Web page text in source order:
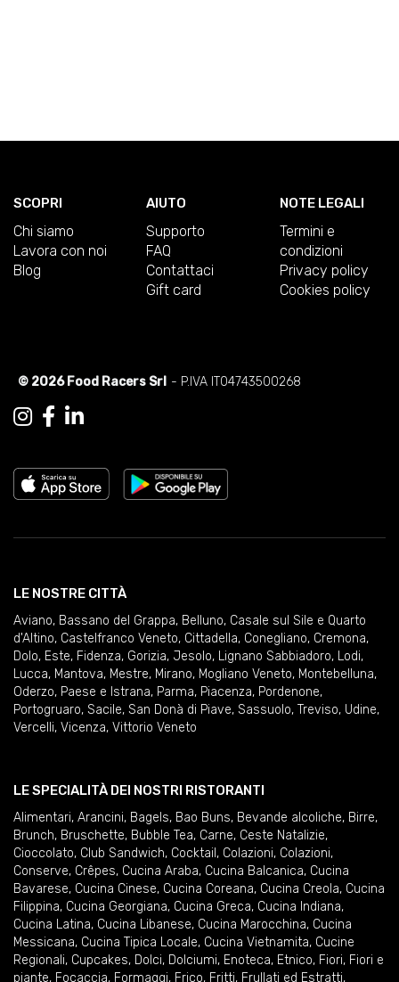
SCOPRI
Chi siamo
Lavora con noi
Blog
AIUTO
Supporto
FAQ
Contattaci
Gift card
NOTE LEGALI
Termini e
condizioni
Privacy policy
Cookies policy
© 2026 Food Racers Srl - P.IVA IT04743500268
LE NOSTRE CITTÀ
Aviano, Bassano del Grappa, Belluno, Casale sul Sile e Quarto
d'Altino, Castelfranco Veneto, Cittadella, Conegliano, Cremona,
Dolo, Este, Fidenza, Gorizia, Jesolo, Lignano Sabbiadoro, Lodi,
Lucca, Mantova, Mestre, Mirano, Mogliano Veneto, Montebelluna,
Oderzo, Paese e Istrana, Parma, Piacenza, Pordenone,
Portogruaro, Sacile, San Donà di Piave, Sassuolo, Treviso, Udine,
Vercelli, Vicenza, Vittorio Veneto
LE SPECIALITÀ DEI NOSTRI RISTORANTI
Alimentari, Arancini, Bagels, Bao Buns, Bevande alcoliche, Birre,
Brunch, Bruschette, Bubble Tea, Carne, Ceste Natalizie,
Cioccolato, Club Sandwich, Cocktail , Colazioni, Colazioni,
Conserve, Crêpes, Cucina Araba, Cucina Balcanica, Cucina
Bavarese, Cucina Cinese, Cucina Coreana, Cucina Creola, Cucina
Filippina, Cucina Georgiana, Cucina Greca, Cucina Indiana,
Cucina Latina, Cucina Libanese, Cucina Marocchina, Cucina
Messicana, Cucina Tipica Locale, Cucina Vietnamita, Cucine
Regionali, Cupcakes, Dolci, Dolciumi, Enoteca, Etnico, Fiori, Fiori e
piante, Focaccia, Formaggi, Frico, Fritti, Frullati ed Estratti,